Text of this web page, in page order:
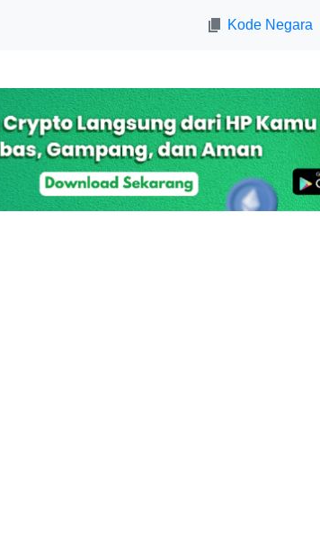
Kode Negara